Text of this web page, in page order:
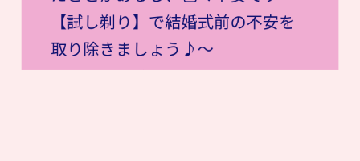
【試し剃り】で結婚式前の不安を
取り除きましょう♪〜